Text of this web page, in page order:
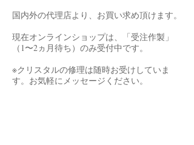
国内外の代理店より、お買い求め頂けます。
現在オンラインショップは、「受注作製」
（1〜2ヵ月待ち）のみ受付中です。
※クリスタルの修理は随時お受けしていま
す。お気軽にメッセージください。